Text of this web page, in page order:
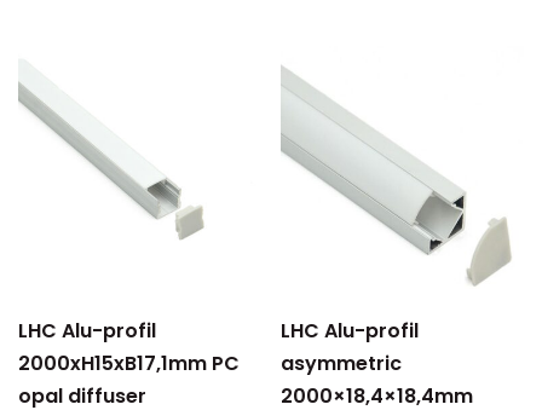
LHC Alu-profil
2000xH15xB17,1mm PC
opal diffuser
LHC Alu-profil
asymmetric
2000×18,4×18,4mm